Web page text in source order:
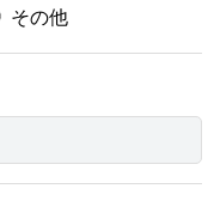
その他